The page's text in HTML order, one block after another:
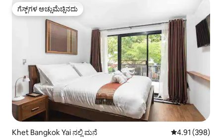
ಗೆಸ್ಟ್‌ಗಳ ಅಚ್ಚುಮೆಚ್ಚಿನದು
ಗೆಸ್ಟ್‌ಗಳ ಅಚ್ಚುಮೆಚ್ಚಿನದು
Khet Bangkok Yai ನಲ್ಲಿ ಮನೆ 5 ರಲ್ಲಿ 4.91
4.91 (398)